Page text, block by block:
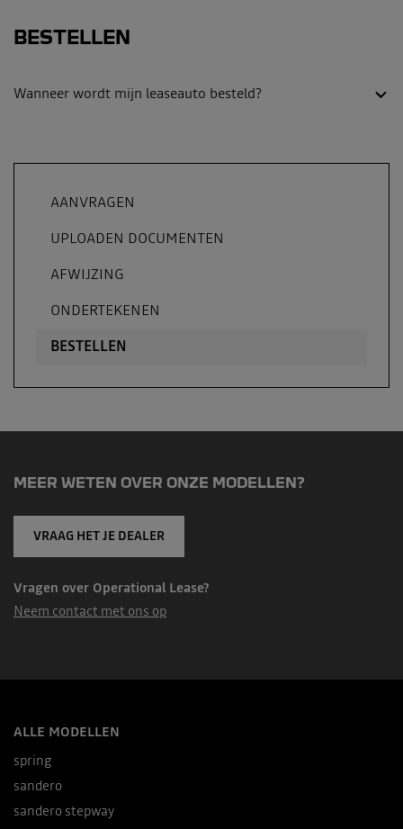
BESTELLEN
Wanneer wordt mijn leaseauto besteld?
AANVRAGEN
UPLOADEN DOCUMENTEN
AFWIJZING
ONDERTEKENEN
BESTELLEN
MEER WETEN OVER ONZE MODELLEN?
VRAAG HET JE DEALER
Vragen over Operational Lease?
Neem contact met ons op
ALLE MODELLEN
spring
sandero
sandero stepway